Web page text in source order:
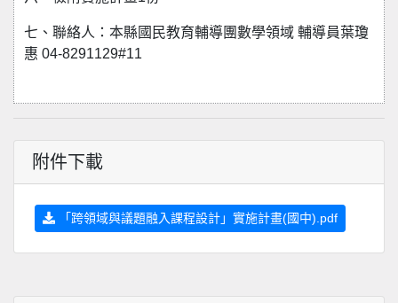
七、聯絡⼈：本縣國民教育輔導團數學領域 輔導員葉瓊
惠 04-8291129#11
附件下載
「跨領域與議題融入課程設計」實施計畫(國中).pdf